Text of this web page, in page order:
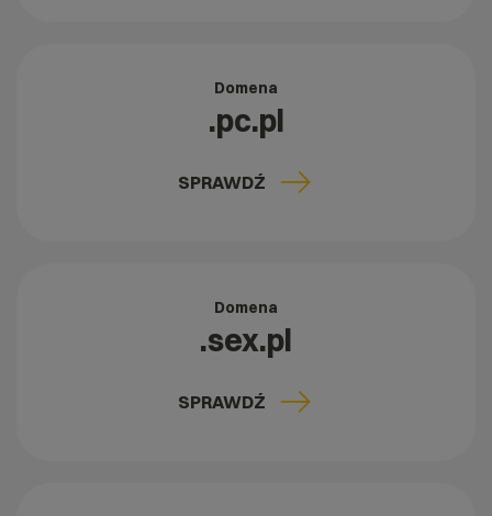
Domena
.pc.pl
SPRAWDŹ
Domena
.sex.pl
SPRAWDŹ